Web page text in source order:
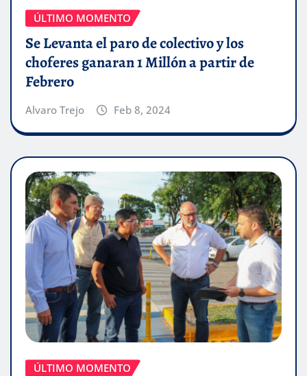
ÚLTIMO MOMENTO
Se Levanta el paro de colectivo y los
choferes ganaran 1 Millón a partir de
Febrero
Alvaro Trejo Feb 8, 2024
ÚLTIMO MOMENTO